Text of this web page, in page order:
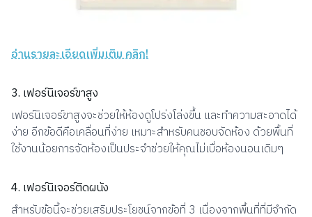
อ่านรายละเอียดเพิ่มเติม คลิก!
3. เฟอร์นิเจอร์ขาสูง
เฟอร์นิเจอร์ขาสูงจะช่วยให้ห้องดูโปร่งโล่งขึ้น และทำความสะอาดได้
ง่าย อีกข้อดีคือเคลื่อนที่ง่าย เหมาะสำหรับคนชอบจัดห้อง ด้วยพื้นที่
ใช้งานน้อยการจัดห้องเป็นประจำช่วยให้คุณไม่เบื่อห้องนอนเดิมๆ
4. เฟอร์นิเจอร์ติดผนัง
สำหรับข้อนี้จะช่วยเสริมประโยชน์จากข้อที่ 3 เนื่องจากพื้นที่ที่มีจำกัด